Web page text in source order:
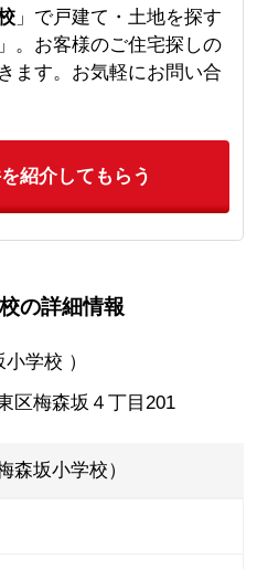
」で戸建て・土地を探す
。お客様のご住宅探しの
ます。お気軽にお問い合
紹介してもらう
の詳細情報
小学校 ）
区梅森坂４丁目201
森坂小学校）